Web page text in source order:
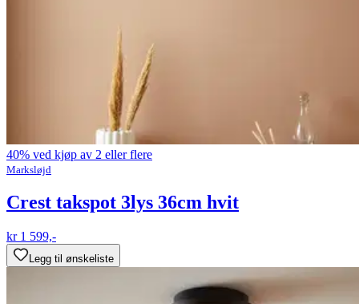
40% ved kjøp av 2 eller flere
Marksløjd
Crest takspot 3lys 36cm hvit
kr 1 599,-
Legg til ønskeliste